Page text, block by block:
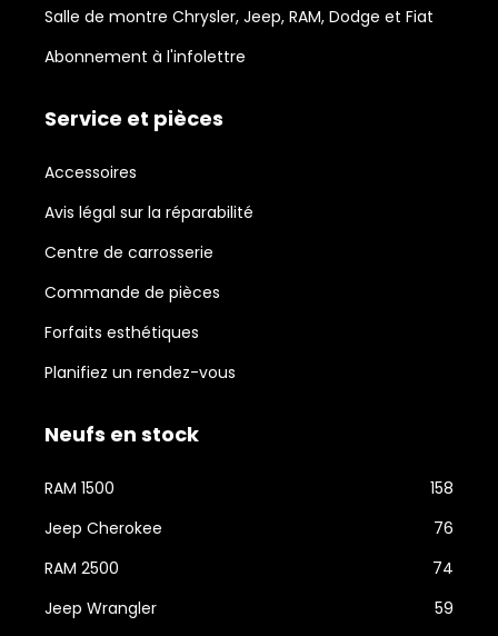
Salle de montre Chrysler, Jeep, RAM, Dodge et Fiat
Abonnement à l'infolettre
Service et pièces
Accessoires
Avis légal sur la réparabilité
Centre de carrosserie
Commande de pièces
Forfaits esthétiques
Planifiez un rendez-vous
Neufs en stock
RAM 1500
158
Jeep Cherokee
76
RAM 2500
74
Jeep Wrangler
59